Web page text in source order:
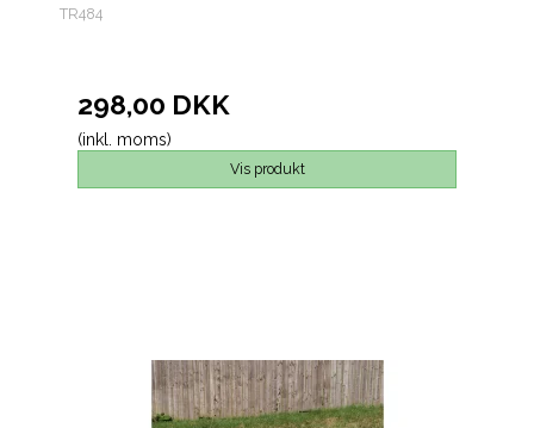
TR484
298,00 DKK
(inkl. moms)
Vis produkt